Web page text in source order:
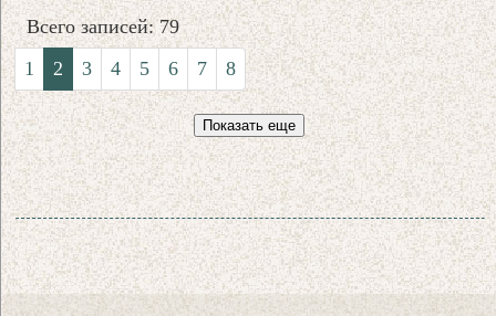
Всего записей: 79
1
2 3 4 5 6 7 8
Показать еще